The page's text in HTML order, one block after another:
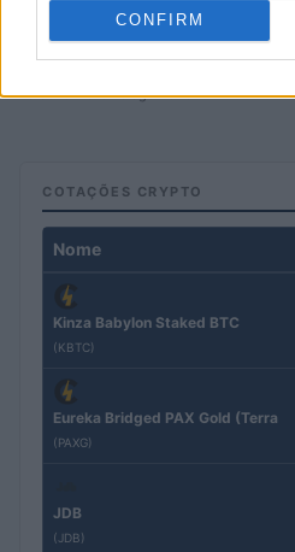
CONFIRM
Petróleo Brent cai 8.3% e arrasta
2026
Rafael Oliveira · 6 ago 2026
COTAÇÕES CRYPTO
Nome
Kinza Babylon Staked BTC
(KBTC)
Eureka Bridged PAX Gold (Terra
(PAXG)
JDB
(JDB)